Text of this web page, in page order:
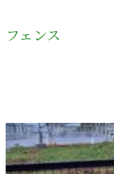
フェンス